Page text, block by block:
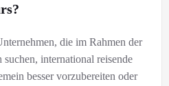
die im Rahmen der
international reisende
besser vorzubereiten oder